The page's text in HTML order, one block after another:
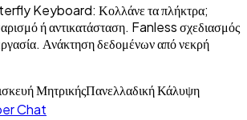
Keyboard: Κολλάνε τα πλήκτρα;
ή αντικατάσταση. Fanless σχεδιασμός
Ανάκτηση δεδομένων από νεκρή
ΜητρικήςΠανελλαδική Κάλυψη
Chat